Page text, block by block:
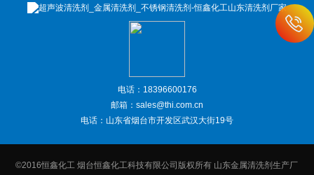
电话：18396600176
邮箱：sales@thi.com.cn
电话：山东省烟台市开发区武汉大街19号
©2016恒鑫化工 烟台恒鑫化工科技有限公司版权所有 山东金属清洗剂生产厂